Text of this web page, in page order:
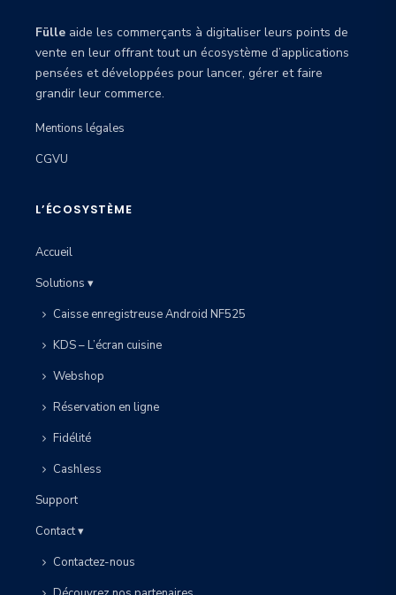
Fülle aide les commerçants à digitaliser leurs points de
vente en leur offrant tout un écosystème d’applications
pensées et développées pour lancer, gérer et faire
grandir leur commerce.
Mentions légales
CGVU
L’ÉCOSYSTÈME
Accueil
Solutions ▾
Caisse enregistreuse Android NF525
KDS – L’écran cuisine
Webshop
Réservation en ligne
Fidélité
Cashless
Support
Contact ▾
Contactez-nous